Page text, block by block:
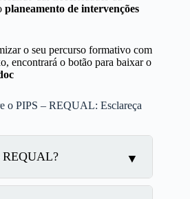
planeamento de intervenções
o seu percurso formativo com
encontrará o botão para baixar o
o PIPS – REQUAL: Esclareça
REQUAL?